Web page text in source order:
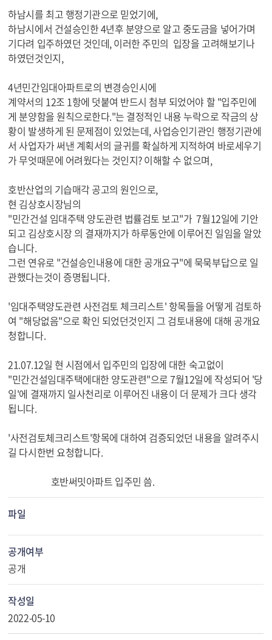
하남시를 최고 행정기관으로 믿었기에,
하남시에서 건설승인한 4년후 분양으로 알고 중도금을 넣어가며
기다려 입주하였던 것인데, 이러한 주민의 입장을 고려해보기나
하였던것인지,
4년민간임대아파트로의 변경승인시에
계약서의 12조 1항에 덧붙여 반드시 첨부 되었어야 할 "입주민에
게 분양함을 원칙으로한다."는 결정적인 내용 누락으로 작금의 상
황이 발생하게 된 문제점이 있었는데, 사업승인기관인 행정기관에
서 사업자가 써낸 계획서의 글귀를 확실하게 지적하여 바로세우기
가 무엇때문에 어려웠다는 것인지? 이해할 수 없으며,
호반산업의 기습매각 공고의 원인으로,
현 김상호시장님의
"민간건설 임대주택 양도관련 법률검토 보고"가 7월12일에 기안
되고 김상호시장 의 결재까지가 하루동안에 이루어진 일임을 알았
습니다.
그런 연유로 "건설승인내용에 대한 공개요구"에 묵묵부답으로 일
관했다는것이 증명됩니다.
'임대주택양도관련 사전검토 체크리스트' 항목들을 어떻게 검토하
여 "해당없음"으로 확인 되었던것인지 그 검토내용에 대해 공개요
청합니다.
21.07.12일 현 시점에서 입주민의 입장에 대한 숙고없이
"민간건설임대주택에대한 양도관련"으로 7월12일에 작성되어 '당
일'에 결재까지 일사천리로 이루어진 내용이 더 문제가 크다 생각
됩니다.
'사전검토체크리스트'항목에 대하여 검증되었던 내용을 알려주시
길 다시한번 요청합니다.
호반써밋아파트 입주민 씀.
파일
공개여부
공개
작성일
2022-05-10